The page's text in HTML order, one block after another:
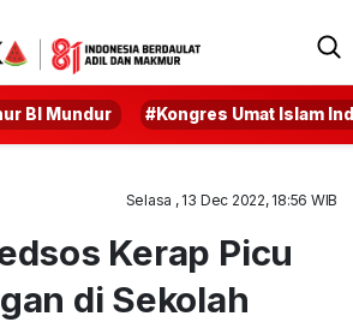
BI Mundur #Kongres Umat Islam
Selasa , 13 Dec 2022, 18:56 WIB
Kerap Picu
di Sekolah